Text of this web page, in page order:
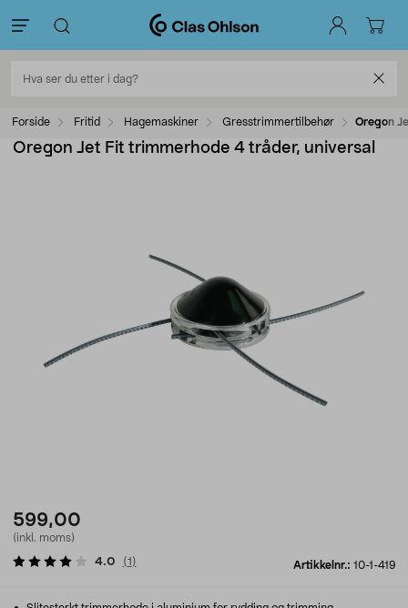
Forside Fritid Hagemaskiner Gresstrimmertilbehør Oregon
Oregon Jet Fit trimmerhode 4 tråder, universal
599,00
(inkl. moms)
Artikkelnr.: 10-1-419
4.0 (1 )